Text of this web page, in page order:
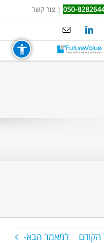
050-
| צור קשר
Twitter
LinkedIn
Email
למאמר הבא-